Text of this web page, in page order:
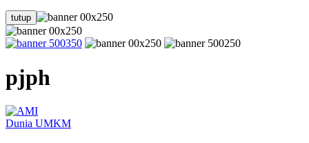
tutup
pjph
Dunia UMKM